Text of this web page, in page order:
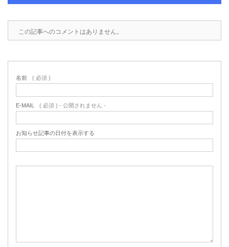
この記事へのコメントはありません。
名前 ( 必須 )
E-MAIL ( 必須 ) - 公開されません -
お知らせ記事の日付を表示する